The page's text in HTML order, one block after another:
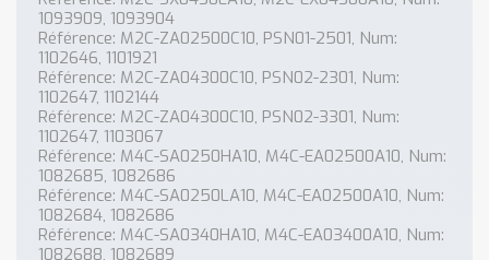
1093909, 1093904
Référence: M2C-ZA02500C10, PSN01-2501, Num:
1102646, 1101921
Référence: M2C-ZA04300C10, PSN02-2301, Num:
1102647, 1102144
Référence: M2C-ZA04300C10, PSN02-3301, Num:
1102647, 1103067
Référence: M4C-SA0250HA10, M4C-EA02500A10, Num:
1082685, 1082686
Référence: M4C-SA0250LA10, M4C-EA02500A10, Num:
1082684, 1082686
Référence: M4C-SA0340HA10, M4C-EA03400A10, Num:
1082688, 1082689